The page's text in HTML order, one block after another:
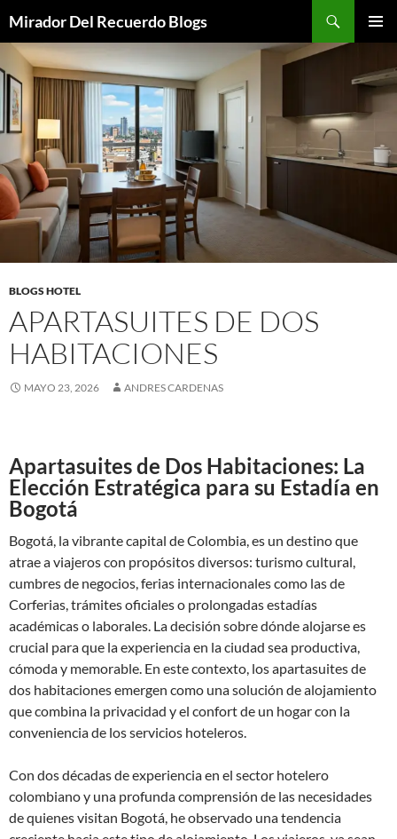
contenido
Mirador Del Recuerdo Blogs
BLOGS HOTEL
APARTASUITES DE DOS
HABITACIONES
MAYO 23, 2026 ANDRES CARDENAS
Apartasuites de Dos Habitaciones: La
Elección Estratégica para su Estadía en
Bogotá
Bogotá, la vibrante capital de Colombia, es un destino que
atrae a viajeros con propósitos diversos: turismo cultural,
cumbres de negocios, ferias internacionales como las de
Corferias, trámites oficiales o prolongadas estadías
académicas o laborales. La decisión sobre dónde alojarse es
crucial para que la experiencia en la ciudad sea productiva,
cómoda y memorable. En este contexto, los apartasuites de
dos habitaciones emergen como una solución de alojamiento
que combina la privacidad y el confort de un hogar con la
conveniencia de los servicios hoteleros.
Con dos décadas de experiencia en el sector hotelero
colombiano y una profunda comprensión de las necesidades
de quienes visitan Bogotá, he observado una tendencia